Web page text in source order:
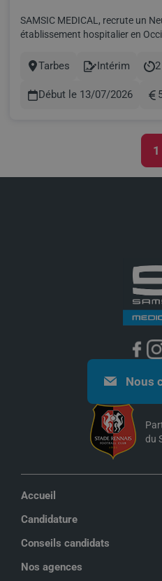
SAMSIC MEDICAL, recrute un
établissement hospitalier en Occitanie. Service :
indemnisés et logement pris en charge Samsic
Ville
Tarbes
Contract
Intérim
Début le 13/07/2026
1
Nous
du
Accueil
Candidature
Conseils candidats
Nos agences